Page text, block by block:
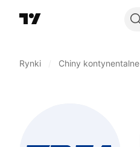
Rynki Chiny kontynentalne